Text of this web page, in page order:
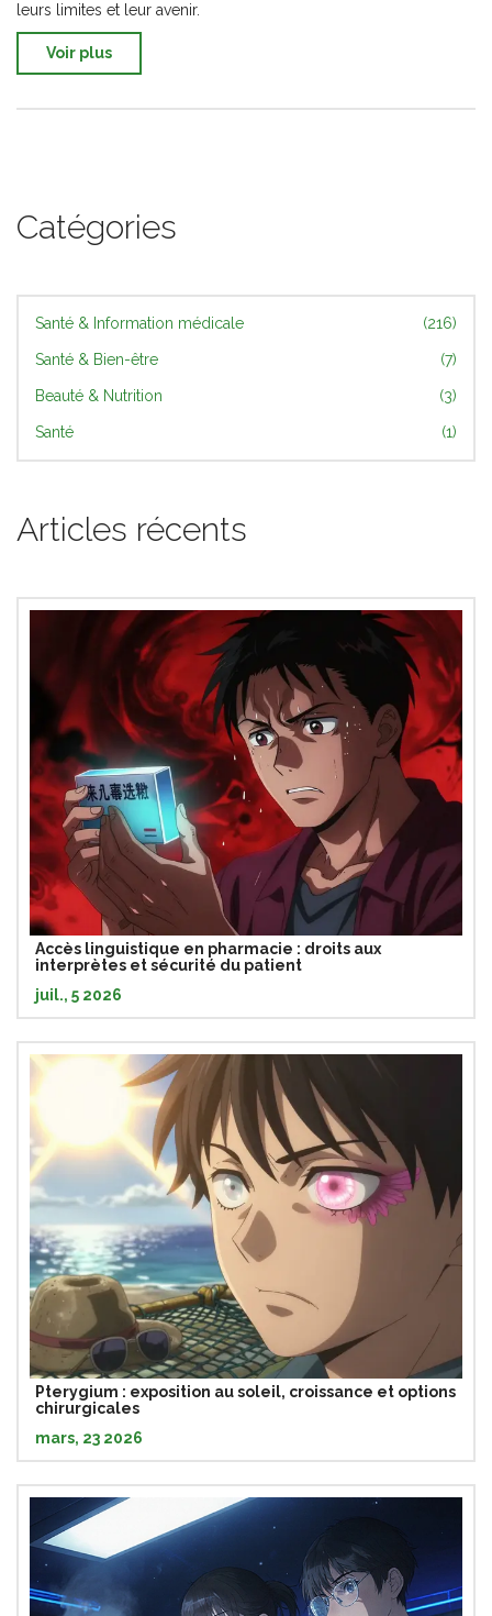
leurs limites et leur avenir.
Voir plus
Catégories
Santé & Information médicale (216)
Santé & Bien-être (7)
Beauté & Nutrition (3)
Santé (1)
Articles récents
Accès linguistique en pharmacie : droits aux
interprètes et sécurité du patient
juil., 5 2026
Pterygium : exposition au soleil, croissance et options
chirurgicales
mars, 23 2026